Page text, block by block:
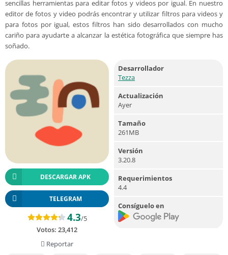
sencillas herramientas para editar fotos y videos por igual. En nuestro
editor de fotos y video podrás encontrar y utilizar filtros para videos y
para fotos por igual, estos filtros han sido desarrollados con mucho
cariño para ayudarte a alcanzar la estética fotográfica que siempre has
soñado.
DESCARGAR APK
TELEGRAM
4.3/5
Votos: 23,412
Reportar
Desarrollador
Tezza
Actualización
Ayer
Tamaño
261MB
Versión
3.20.8
Requerimientos
4.4
Consíguelo en